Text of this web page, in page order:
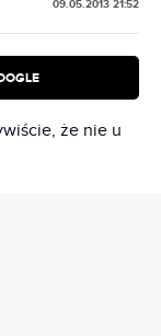
09.05.2013 21:52